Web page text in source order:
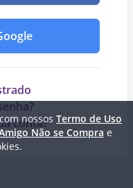
conta?
nossos Termo de Uso
Não se Compra e